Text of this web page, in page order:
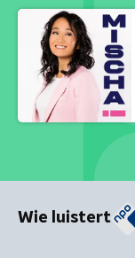
Wie luistert